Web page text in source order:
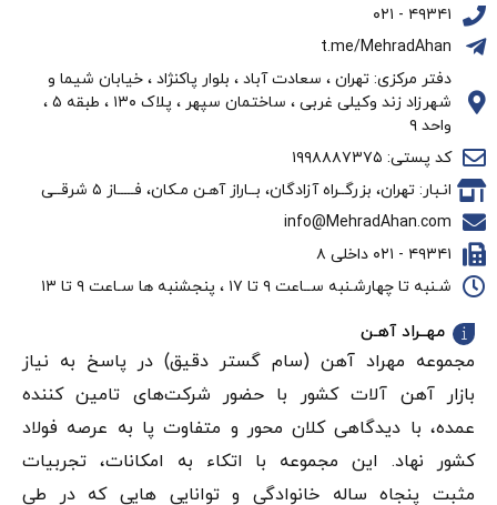
۴۹۳۴۱ - ۰۲۱
t.me/MehradAhan
دفتر مرکزی: تهران ، سعادت آباد ، بلوار پاکنژاد ، خیابان شیما و
شهرزاد زند وکیلی غربی ، ساختمان سپهر ، پلاک ۱۳۰ ، طبقه ۵ ،
واحد ۹
کد پستی: ۱۹۹۸۸۸۷۳۷۵
انـبار: تهران، بزرگــراه آزادگان، بــاراز آهـن مـکان، فـــــاز ۵ شرقــی
info@MehradAhan.com
۴۹۳۴۱ - ۰۲۱ داخلی ۸
شـنبه تا چهارشـنبه ســاعت ۹ تا ۱۷ ، پنجشنبه ها سـاعت ۹ تا ۱۳
مهــراد آهـن
مجموعه مهراد آهن (سام گستر دقيق) در پاسخ به نیاز
بازار آهن‌ آلات کشور با حضور شرکت‌های تامین کننده
عمده، با دیدگاهی کلان محور و متفاوت پا به عرصه فولاد
کشور نهاد. این مجموعه با اتکاء به امکانات، تجربیات
مثبت پنجاه ساله خانوادگی و توانایی هایی که در طی